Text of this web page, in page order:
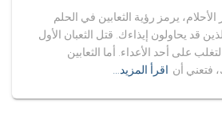
يرمز رؤية الثعابين في الحلم
قد يحاولون إيذاءك. قتل الثعبان الأول
على أحد الأعداء. أما الثعابين
فتعني أن اقرأ المزيد…